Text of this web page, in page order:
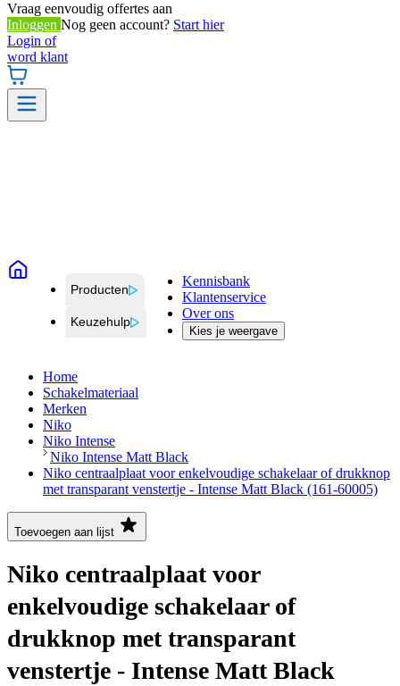
Vraag eenvoudig offertes aan
Inloggen Nog geen account? Start hier
Login of
word klant
Producten
Keuzehulp
Kennisbank
Klantenservice
Over ons
Kies je weergave
Home
Schakelmateriaal
Merken
Niko
Niko Intense
Niko Intense Matt Black
Niko centraalplaat voor enkelvoudige schakelaar of drukknop
met transparant venstertje - Intense Matt Black (161-60005)
Toevoegen aan lijst
Niko centraalplaat voor
enkelvoudige schakelaar of
drukknop met transparant
venstertje - Intense Matt Black